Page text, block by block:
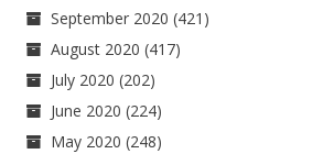
September 2020 (421)
August 2020 (417)
July 2020 (202)
June 2020 (224)
May 2020 (248)